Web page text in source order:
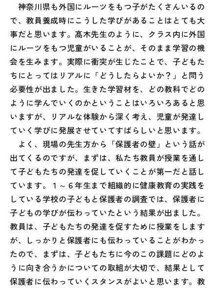
神奈川県も外国にルーツをもつ子がたくさんいるの
で、教員養成時にこうした学びがあることはとても大
事だと思います。髙木先生のように、クラス内に外国
にルーツをもつ児童がいることが、そのまま学習の機
会を生みます。実際に衝突が生じたことで、子どもた
ちにとってはリアルに「どうしたらよいか？」と問う
必要性が出ました。生きた学習材を、どの教科でどの
ように学んでいくのかということはいろいろあると思
いますが、リアルな体験から深く考え、児童が発達し
ていく学びに発展させていてすばらしいと思います。
よく、現場の先生方から「保護者の壁」という話が
出てくるのですが、まずは、私たち教員が授業を通し
て子どもたちの発達を促していくことが第一だと話し
ています。１～６年生まで組織的に健康教育の実践を
している学校の子どもと保護者の調査では、保護者に
子どもの学びが伝わっていたという結果が出ました。
教員は、子どもたちの発達を促すために授業をします
が、しっかりと保護者にも伝わっていることがわかっ
たので、まずは、子どもたちに今のこの課題にどのよ
うに向き合うかについての取組が大切で、結果として
保護者に伝わっていくスタンスがよいと思います。教